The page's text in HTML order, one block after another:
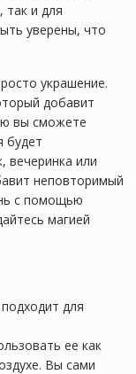
так и для
уверены, что
украшение.
добавит
вы сможете
будет
вечеринка или
неповторимый
с помощью
магией
для
ее как
Вы сами